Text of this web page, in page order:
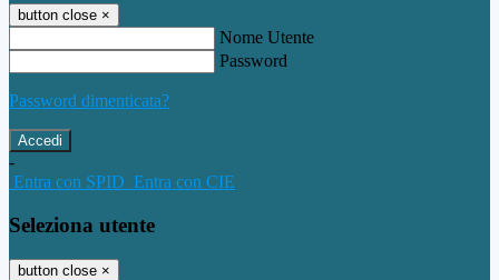
button close ×
Nome Utente
Password
Password dimenticata?
-
Entra con SPID Entra con CIE
Seleziona utente
button close ×